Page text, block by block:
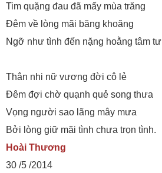
Tim quặng đau đã mấy mùa trăng
Đêm về lòng mãi băng khoăng
Ngỡ như tình đến nặng hoằng tâm tư
Thân nhi nữ vương đời cô lẻ
Đêm đợi chờ quạnh quẻ song thưa
Vọng người sao lãng mây mưa
Bởi lòng giữ mãi tình chưa trọn tình.
Hoài Thương
30 /5 /2014